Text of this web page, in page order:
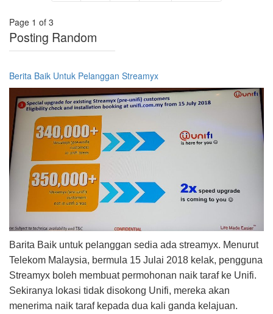
Page 1 of 3
Posting Random
Berita Baik Untuk Pelanggan Streamyx
Barita Baik untuk pelanggan sedia ada streamyx. Menurut
Telekom Malaysia, bermula 15 Julai 2018 kelak, pengguna
Streamyx boleh membuat permohonan naik taraf ke Unifi.
Sekiranya lokasi tidak disokong Unifi, mereka akan
menerima naik taraf kepada dua kali ganda kelajuan.